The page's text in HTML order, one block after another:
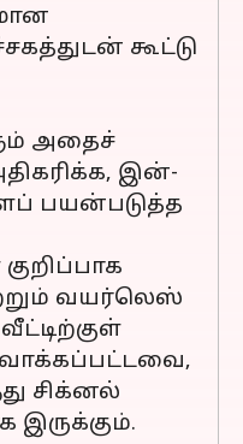
கூட்டு
அதைச்
இன்-
பயன்படுத்த
வயர்லெஸ்
சிக்னல்